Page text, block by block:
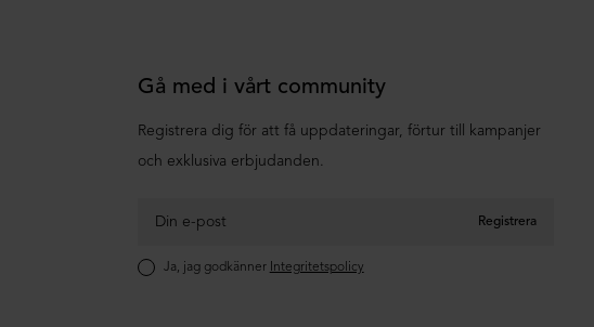
Gå med i vårt community
Registrera dig för att få uppdateringar, förtur till kampanjer
och exklusiva erbjudanden.
Registrera
Ja, jag godkänner Integritetspolicy